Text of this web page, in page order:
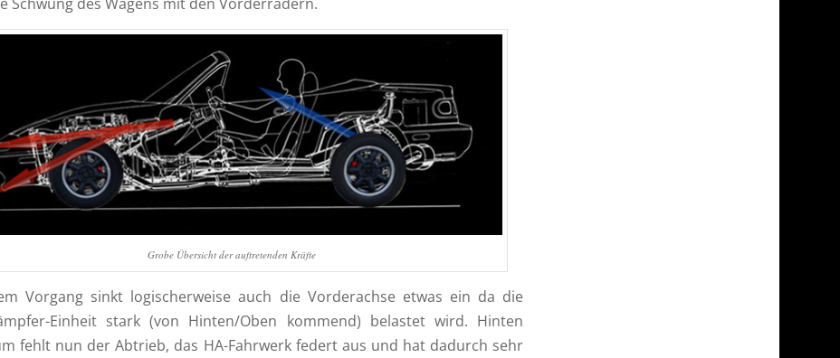
Grobe Übersicht der auftretenden Kräfte
Vorgang sinkt logischerweise auch die Vorderachse etwas ein da die
Einheit stark (von Hinten/Oben kommend) belastet wird. Hinten
fehlt nun der Abtrieb, das HA-Fahrwerk federt aus und hat dadurch sehr